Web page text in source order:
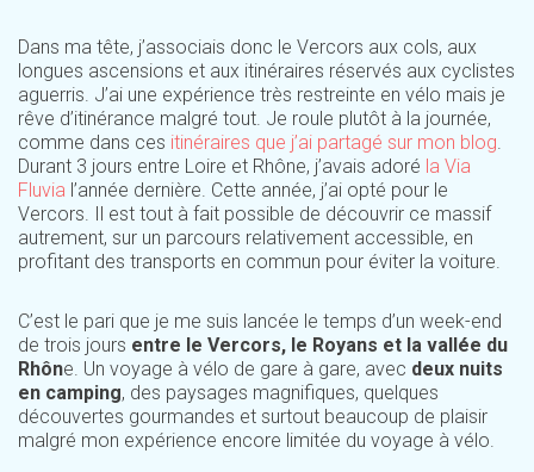
Dans ma tête, j’associais donc le Vercors aux cols, aux
longues ascensions et aux itinéraires réservés aux cyclistes
aguerris. J’ai une expérience très restreinte en vélo mais je
rêve d’itinérance malgré tout. Je roule plutôt à la journée,
comme dans ces itinéraires que j’ai partagé sur mon blog
Durant 3 jours entre Loire et Rhône, j’avais adoré la Via
Fluvia l’année dernière. Cette année, j’ai opté pour le
Vercors. Il est tout à fait possible de découvrir ce massif
autrement, sur un parcours relativement accessible, en
profitant des transports en commun pour éviter la voiture.
C’est le pari que je me suis lancée le temps d’un week-end
de trois jours entre le Vercors, le Royans et la vallée du
Rhône. Un voyage à vélo de gare à gare, avec deux nuits
en camping, des paysages magnifiques, quelques
découvertes gourmandes et surtout beaucoup de plaisir
malgré mon expérience encore limitée du voyage à vélo.